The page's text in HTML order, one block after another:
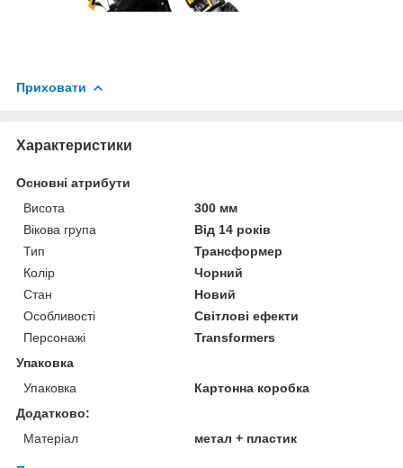
Приховати
Характеристики
Основні атрибути
Висота
300 мм
Вікова група
Від 14 років
Тип
Трансформер
Колір
Чорний
Стан
Новий
Особливості
Світлові ефекти
Персонажі
Transformers
Упаковка
Упаковка
Картонна коробка
Додатково:
Матеріал
метал + пластик